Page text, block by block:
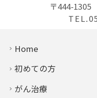
〒444-1305
Home
初めての方
がん治療